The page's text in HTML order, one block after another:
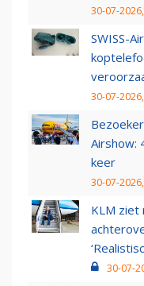
30-07-
SWISS-
30-07-
Airshow:
keer
30-07-
KLM
30-07-